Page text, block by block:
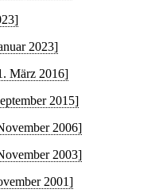
2023]
März 2016]
2015]
2006]
2003]
2001]